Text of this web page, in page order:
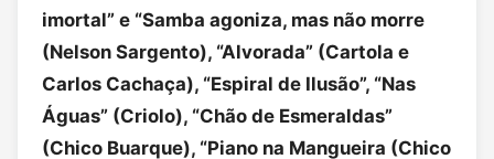
imortal” e “Samba agoniza, mas não morre
(Nelson Sargento), “Alvorada” (Cartola e
Carlos Cachaça), “Espiral de Ilusão”, “Nas
Águas” (Criolo), “Chão de Esmeraldas”
(Chico Buarque), “Piano na Mangueira (Chico